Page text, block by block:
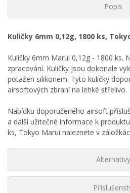
Popis
Kuličky 6mm 0,12g, 1800 ks,
Kuličky 6mm Marui 0,12g - 1800 ks.
zpracování. Kuličky jsou dokonale
potažen silikonem. Tyto kuličky
airsoftových zbraní na lehké střelivo.
Nabídku doporučeného airsoft
a další užitečné informace k
ks, Tokyo Marui naleznete v
Alternativy